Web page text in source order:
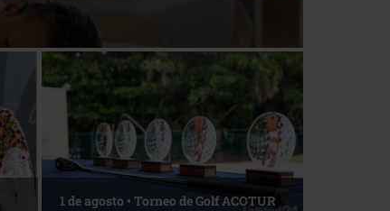
1 de agosto • Torneo de Golf ACOTUR